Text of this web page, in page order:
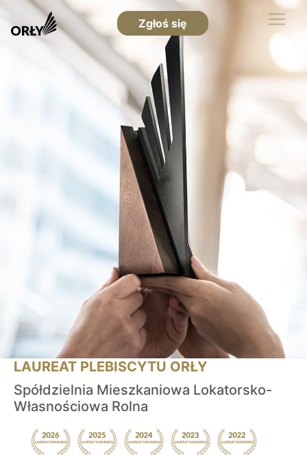
Zgłoś się
LAUREAT PLEBISCYTU ORŁY
Spółdzielnia Mieszkaniowa Lokatorsko-
Własnościowa Rolna